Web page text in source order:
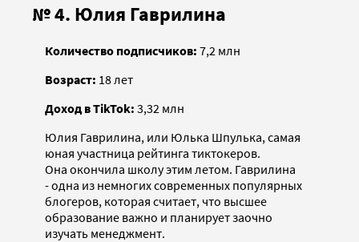
№ 4. Юлия Гаврилина
Количество подписчиков: 7,2 млн
Возраст: 18 лет
Доход в TikTok: 3,32 млн
Юлия Гаврилина, или Юлька Шпулька, самая
юная участница рейтинга тиктокеров.
Она окончила школу этим летом. Гаврилина
- одна из немногих современных популярных
блогеров, которая считает, что высшее
образование важно и планирует заочно
изучать менеджмент.